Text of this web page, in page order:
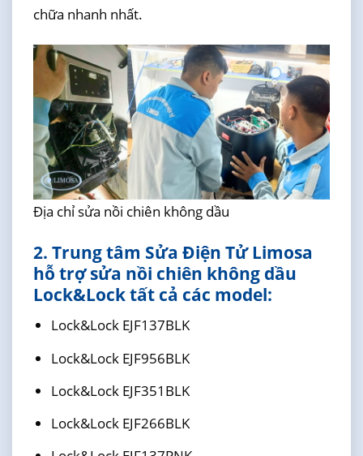
chữa nhanh nhất.
Địa chỉ sửa nồi chiên không dầu
2. Trung tâm Sửa Điện Tử Limosa
hỗ trợ sửa nồi chiên không dầu
Lock&Lock tất cả các model:
Lock&Lock EJF137BLK
Lock&Lock EJF956BLK
Lock&Lock EJF351BLK
Lock&Lock EJF266BLK